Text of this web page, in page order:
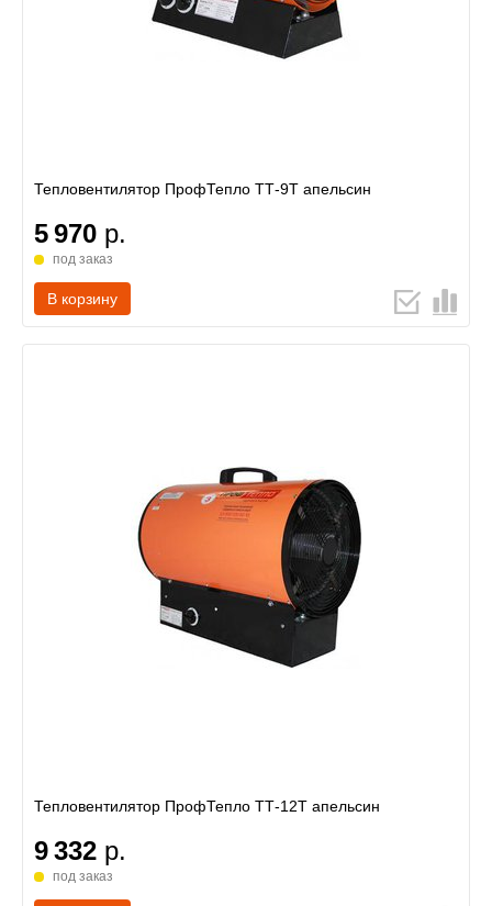
Тепловентилятор ПрофТепло ТТ-9Т апельсин
5 970 р.
под заказ
В корзину
Тепловентилятор ПрофТепло ТТ-12Т апельсин
9 332 р.
под заказ